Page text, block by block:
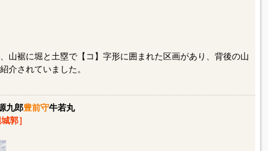
山裾に堀と土塁で【コ】字形に囲まれた区画があり、背後の山
介されていました。
九郎豊前守牛若丸
郭］